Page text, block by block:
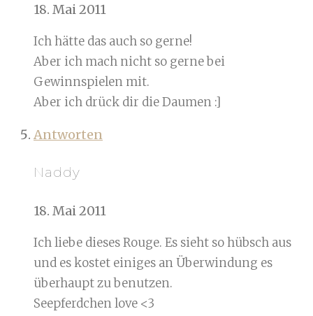
18. Mai 2011
Ich hätte das auch so gerne!
Aber ich mach nicht so gerne bei
Gewinnspielen mit.
Aber ich drück dir die Daumen :]
Antworten
Naddy
18. Mai 2011
Ich liebe dieses Rouge. Es sieht so hübsch aus
und es kostet einiges an Überwindung es
überhaupt zu benutzen.
Seepferdchen love <3